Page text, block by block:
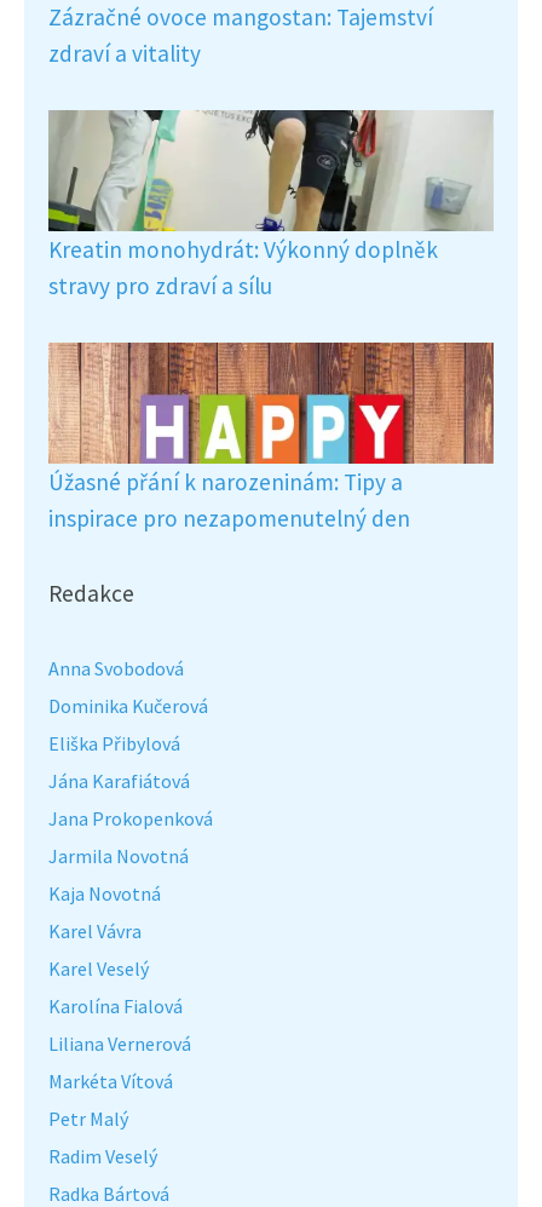
Zázračné ovoce mangostan: Tajemství
zdraví a vitality
Kreatin monohydrát: Výkonný doplněk
stravy pro zdraví a sílu
Úžasné přání k narozeninám: Tipy a
inspirace pro nezapomenutelný den
Redakce
Anna Svobodová
Dominika Kučerová
Eliška Přibylová
Jána Karafiátová
Jana Prokopenková
Jarmila Novotná
Kaja Novotná
Karel Vávra
Karel Veselý
Karolína Fialová
Liliana Vernerová
Markéta Vítová
Petr Malý
Radim Veselý
Radka Bártová